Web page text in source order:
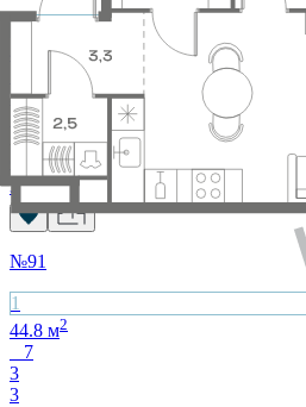
1
м2
3
7
без отделки
34 639 360₽
№91
1
44.8 м2
7
3
3